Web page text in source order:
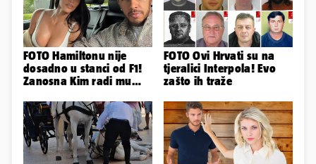
FOTO Hamiltonu nije
dosadno u stanci od F1!
Zanosna Kim radi mu
vrućine
FOTO Ovi Hrvati su na
tjeralici Interpola! Evo
zašto ih traže